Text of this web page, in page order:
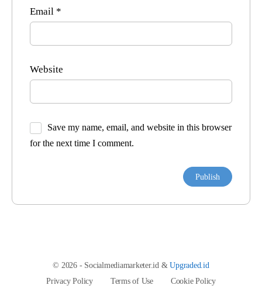
Email *
Website
Save my name, email, and website in this browser
for the next time I comment.
© 2026 - Socialmediamarketer.id &Upgraded.id
Privacy Policy
Terms of Use Cookie Policy